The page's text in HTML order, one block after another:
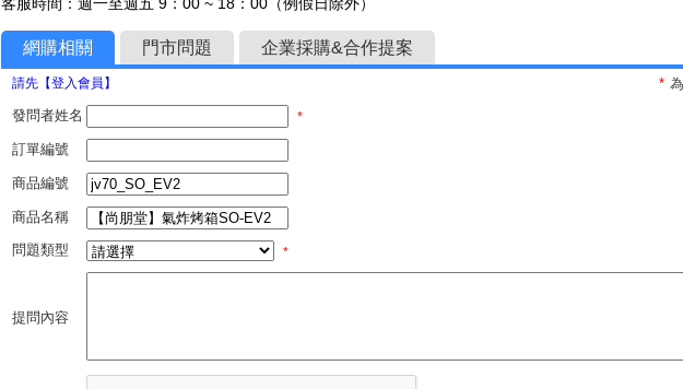
網購相關 門市問題 企業採購&合作提案
請先【登入會員】 *
發問者姓名
*
訂單編號
商品編號
商品名稱
問題類型
*
提問內容